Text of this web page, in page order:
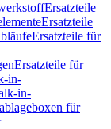
Ersatzteile
Ersatzteile
Ersatzteile für
Ersatzteile für
in-
in-
für